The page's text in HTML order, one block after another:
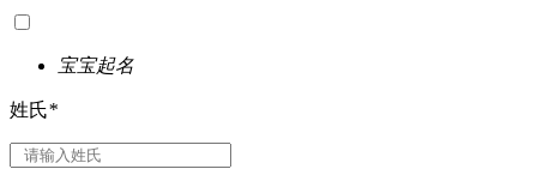
宝宝起名
姓氏*